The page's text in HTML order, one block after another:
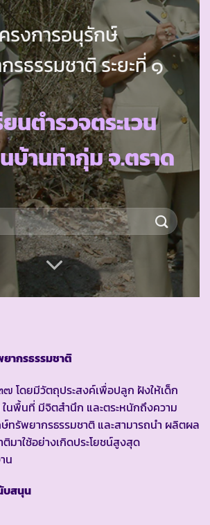
รงการอนุรักษ์
รธรรมชาติ ระยะที่ ๑
ยนตำรวจตระเวน
บ้านท่ากุ่ม จ.ตราด
ากรธรรมชาติ
๗ โดยมีวัตถุประสงค์เพื่อปลูก ฝังให้เด็ก
ในพื้นที่ มีจิตสำนึก และตระหนักถึงความ
รัพยากรธรรมชาติ และสามารถนำ ผลิตผล
มาใช้อย่างเกิดประโยชน์สูงสุด
น
บสนุน